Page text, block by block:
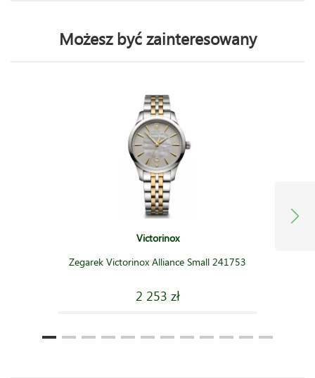
Możesz być zainteresowany
Victorinox
Zegarek Victorinox Alliance Small 241753
2 253 zł